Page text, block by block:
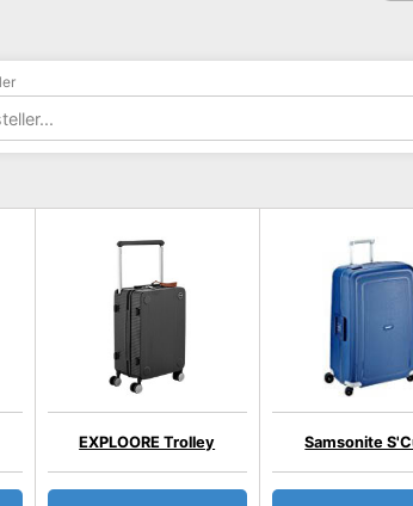
EXPLOORE Trolley Samsonite